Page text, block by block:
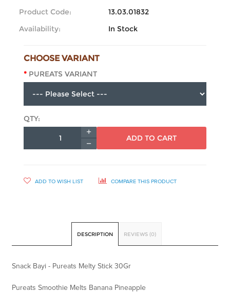
Product Code:
13.03.01832
Availability:
In Stock
CHOOSE VARIANT
PUREATS VARIANT
QTY:
ADD TO CART
ADD TO WISH LIST COMPARE THIS PRODUCT
DESCRIPTION REVIEWS (0)
Snack Bayi - Pureats Melty Stick 30Gr
Pureats Smoothie Melts Banana Pineapple